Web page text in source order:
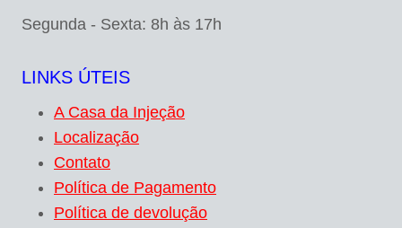
Segunda - Sexta: 8h às 17h
LINKS ÚTEIS
A Casa da Injeção
Localização
Contato
Política de Pagamento
Política de devolução